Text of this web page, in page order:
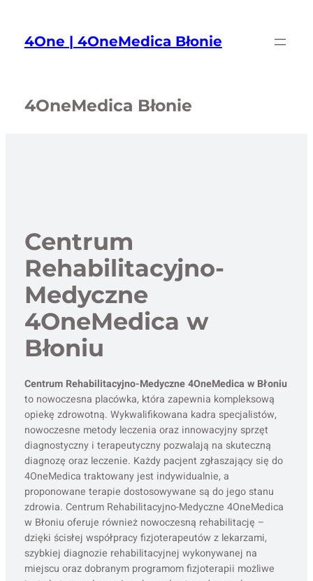
treści4One | 4OneMedica Błonie
4OneMedica Błonie
Centrum
Rehabilitacyjno-
Medyczne
4OneMedica w
Błoniu
Centrum Rehabilitacyjno-Medyczne 4OneMedica w Błoniu
to nowoczesna placówka, która zapewnia kompleksową
opiekę zdrowotną. Wykwalifikowana kadra specjalistów,
nowoczesne metody leczenia oraz innowacyjny sprzęt
diagnostyczny i terapeutyczny pozwalają na skuteczną
diagnozę oraz leczenie. Każdy pacjent zgłaszający się do
4OneMedica traktowany jest indywidualnie, a
proponowane terapie dostosowywane są do jego stanu
zdrowia. Centrum Rehabilitacyjno-Medyczne 4OneMedica
w Błoniu oferuje również nowoczesną rehabilitację –
dzięki ścisłej współpracy fizjoterapeutów z lekarzami,
szybkiej diagnozie rehabilitacyjnej wykonywanej na
miejscu oraz dobranym programom fizjoterapii możliwe